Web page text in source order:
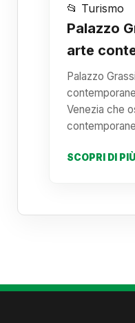
📂 Turismo
Palazzo
arte
Palazzo
Venezia che
SCOPRI DI